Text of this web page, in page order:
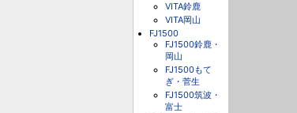
VITA鈴鹿
VITA岡山
FJ1500
FJ1500鈴鹿・
岡山
FJ1500もて
ぎ・菅生
FJ1500筑波・
富士